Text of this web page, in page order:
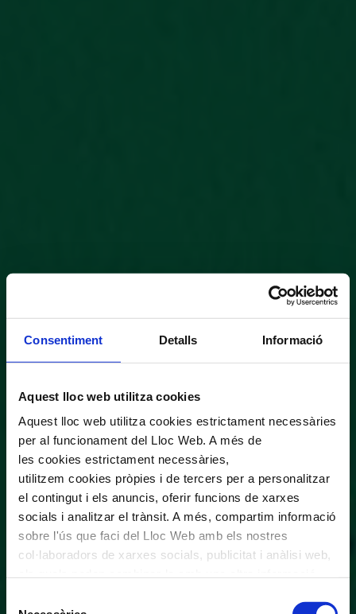
Consentiment Detalls Informació
Aquest lloc web utilitza cookies
Aquest lloc web utilitza cookies estrictament necessàries
per al funcionament del Lloc Web. A més de
les cookies estrictament necessàries,
utilitzem cookies pròpies i de tercers per a personalitzar
el contingut i els anuncis, oferir funcions de xarxes
socials i analitzar el trànsit. A més, compartim informació
sobre l'ús que faci del Lloc Web amb els nostres
col·laboradors de xarxes socials, publicitat i anàlisi web,